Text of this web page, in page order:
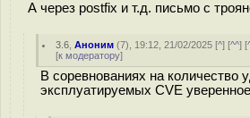
А через postfix и т.д. письмо с
3.6 ,Аноним (7), 19:12, 21/02/2025 [^] [^^] [
[к модератору]
В соревнованиях на количество
эксплуатируемых CVE